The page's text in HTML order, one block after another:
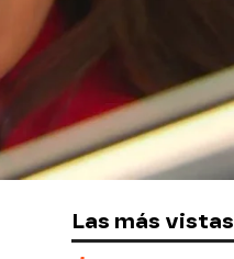
Las más vistas